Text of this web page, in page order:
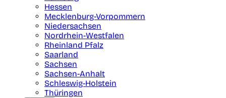
Hessen
Mecklenburg-Vorpommern
Niedersachsen
Nordrhein-Westfalen
Rheinland Pfalz
Saarland
Sachsen
Sachsen-Anhalt
Schleswig-Holstein
Thüringen